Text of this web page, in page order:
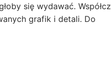
się wydawać.
grafik i detali. Do